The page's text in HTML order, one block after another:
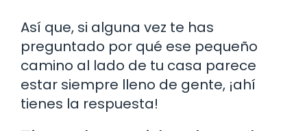
Así que, si alguna vez te has
preguntado por qué ese pequeño
camino al lado de tu casa parece
estar siempre lleno de gente, ¡ahí
tienes la respuesta!